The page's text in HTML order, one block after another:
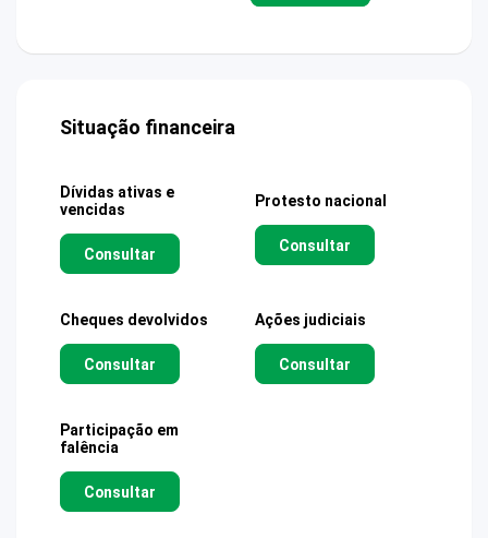
Situação financeira
Dívidas ativas e
vencidas
Consultar
Protesto nacional
Consultar
Cheques devolvidos
Consultar
Ações judiciais
Consultar
Participação em
falência
Consultar